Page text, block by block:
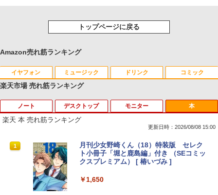
トップページに戻る
Amazon売れ筋ランキング
イヤフォン
Anker Soundcore P40i オフホワイト
￥7,990
ミュージック
BRUCE WAYNE feat. Flo Milli, ATL Jacob
[Explicit]
[Explicit]
ドリンク
by Amazon 天然水 ラベルレス 500ml ×24本
富士山の天然水 バナジウム含有 水 ミネラル
ウォーター ペットボトル 静岡県産 500ミリリ
￥1,380
【Amazon.co.jp限定】 い・ろ・は・す 2L P
コミック
薬屋のひとりごと 17巻 (デジタル版ビッグガ
ンガンコミックス)
エース)
楽天市場 売れ筋ランキング
ノート
1
■新品■Panasonic Let's note CF-SZ5 C
F-SZ6 CF-SV1 CF-SV2 CF-SV7 CF-SV8
CF-SV9 日本語キーボード
￥4,620
デスクトップ モニター
1
【中古良品】【安心保証】PHILIPS 223V
5L 21.5 インチフル HD 液晶モニター HD
MI VGA 入力 角度調整可能
￥4,200
本
楽天 本 売れ筋ランキング
更新日時：2026/08/08 15:00
1
月刊少女野崎くん（18）特装版 セレク
ト小冊子「堀と鹿島編」付き （SEコミッ
クスプレミアム） [ 椿いづみ ]
￥1,650